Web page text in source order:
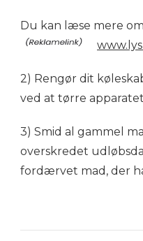
Du kan læse mere
2) Rengør dit
ved at tørre
3) Smid al gammel
overskredet
fordærvet mad, der